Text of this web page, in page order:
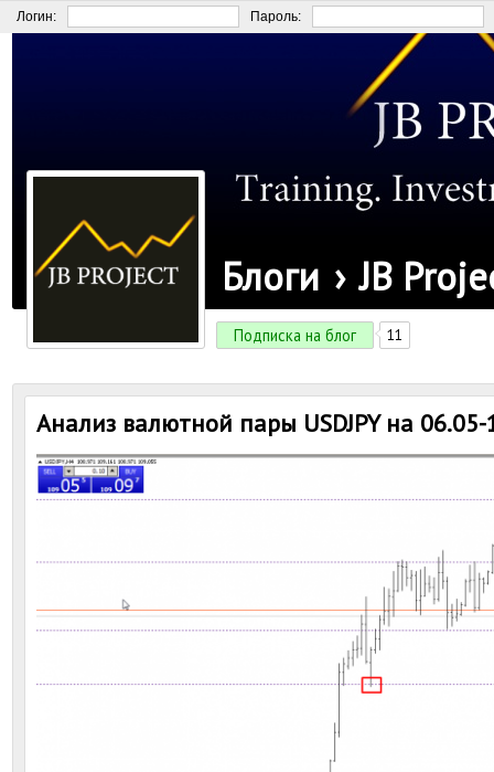
Логин: Пароль:
Блоги › JB
Подписка на блог 11
Анализ валютной пары USDJPY на 06.05-